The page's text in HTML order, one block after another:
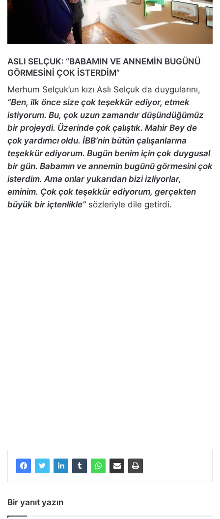
ASLI SELÇUK: “BABAMIN VE ANNEMİN BUGÜNÜ
GÖRMESİNİ ÇOK İSTERDİM”
Merhum Selçuk’un kızı Aslı Selçuk da duygularını,
“Ben, ilk önce size çok teşekkür ediyor, etmek
istiyorum. Bu, çok uzun zamandır düşündüğümüz
bir projeydi. Üzerinde çok çalıştık. Mahir Bey de
çok yardımcı oldu. İBB’nin bütün çalışanlarına
teşekkür ediyorum. Bugün benim için çok duygusal
bir gün. Babamın ve annemin bugünü görmesini çok
isterdim. Ama onlar yukarıdan bizi izliyorlar,
eminim. Çok çok teşekkür ediyorum, gerçekten
büyük bir içtenlikle”sözleriyle dile getirdi.
Bir yanıt yazın